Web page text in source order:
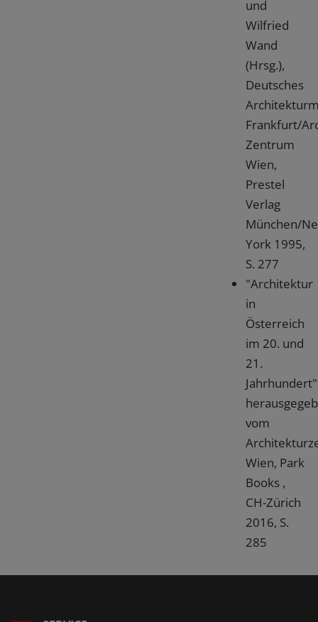
und
Wilfried
Wand
(Hrsg.),
Deutsches
Frankfurt/
Zentrum
Wien,
Prestel
Verlag
München/
York 1995,
S. 277
"Architektur
in
Österreich
im 20. und
21.
vom
Wien, Park
Books ,
CH-Zürich
2016, S.
285